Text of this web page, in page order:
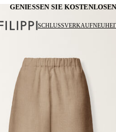
GENIESSEN SIE
SCHLUSSVERKAUF